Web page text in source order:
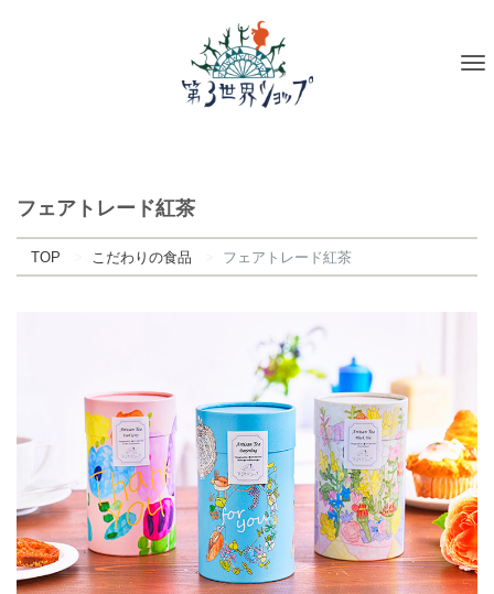
フェアトレード紅茶
TOP こだわりの食品 フェアトレード紅茶